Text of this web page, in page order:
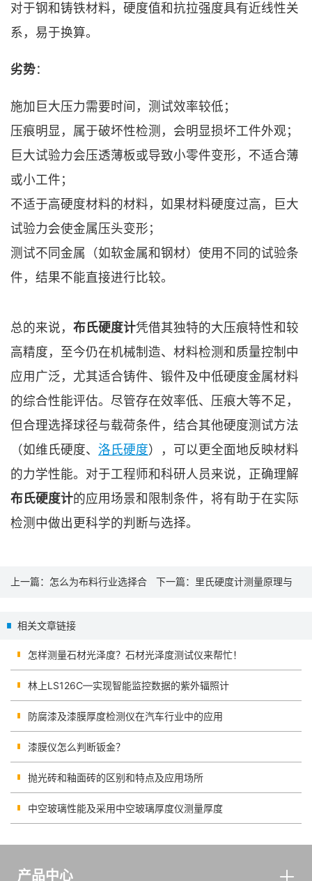
对于钢和铸铁材料，硬度值和抗拉强度具有近线性关
系，易于换算。
劣势：
施加巨大压力需要时间，测试效率较低；
压痕明显，属于破坏性检测，会明显损坏工件外观；
巨大试验力会压透薄板或导致小零件变形，不适合薄
或小工件；
不适于高硬度材料的材料，如果材料硬度过高，巨大
试验力会使金属压头变形；
测试不同金属（如软金属和钢材）使用不同的试验条
件，结果不能直接进行比较。
总的来说， 布氏硬度计凭借其独特的大压痕特性和较
高精度，至今仍在机械制造、材料检测和质量控制中
应用广泛，尤其适合铸件、锻件及中低硬度金属材料
的综合性能评估。尽管存在效率低、压痕大等不足，
但合理选择球径与载荷条件，结合其他硬度测试方法
（如维氏硬度、 洛氏硬度），可以更全面地反映材料
的力学性能。对于工程师和科研人员来说，正确理解
布氏硬度计的应用场景和限制条件，将有助于在实际
检测中做出更科学的判断与选择。
上一篇： 怎么为布料行业选择合 下一篇： 里氏硬度计测量原理与
相关文章链接
怎样测量石材光泽度？石材光泽度测试仪来帮忙！
林上LS126C—实现智能监控数据的紫外辐照计
防腐漆及漆膜厚度检测仪在汽车行业中的应用
漆膜仪怎么判断钣金？
抛光砖和釉面砖的区别和特点及应用场所
中空玻璃性能及采用中空玻璃厚度仪测量厚度
产品中心